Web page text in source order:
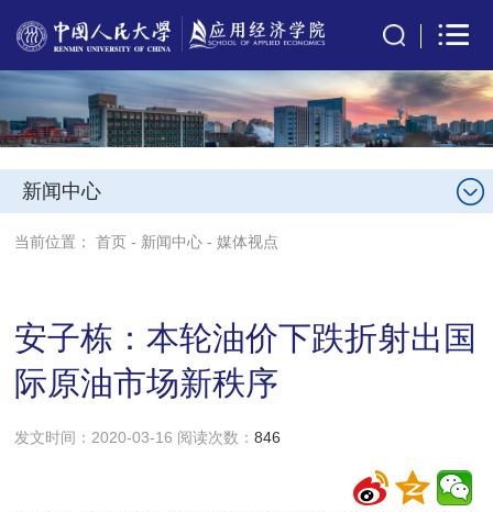
新闻中心
当前位置：首页 - 新闻中心 -媒体视点
安子栋：本轮油价下跌折射出国
际原油市场新秩序
发文时间：2020-03-16 阅读次数：846